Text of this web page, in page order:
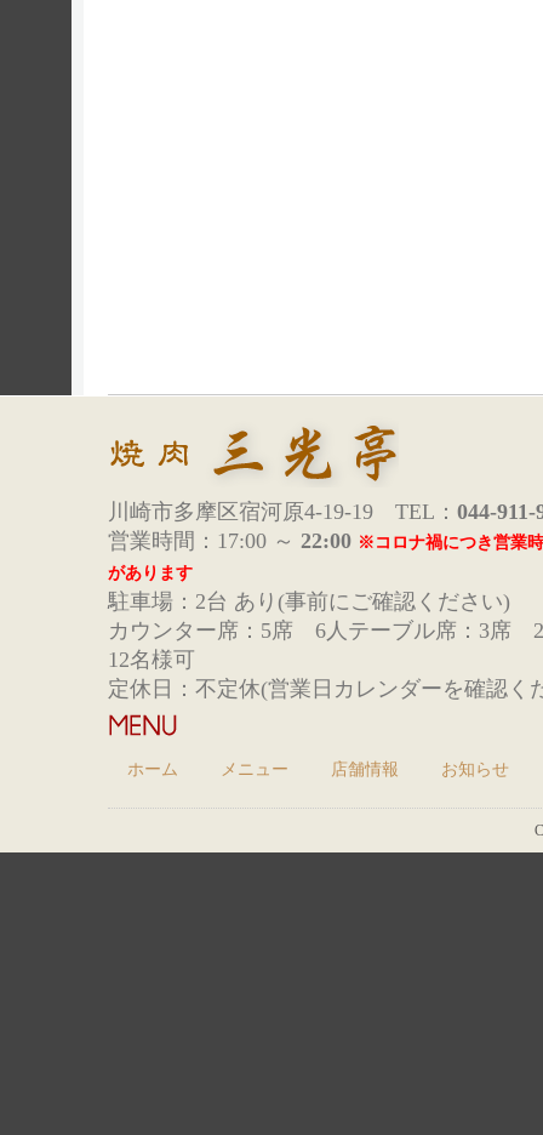
川崎市多摩区宿河原4-19-19 TEL： 044-911-
営業時間：17:00 ～ 22:00 ※コロナ禍につき営業
があります
駐車場：2台 あり(事前にご確認ください)
カウンター席：5席 6人テーブル席：3席
12名様可
定休日：不定休(営業日カレンダーを確認く
ホーム メニュー 店舗情報 お知らせ